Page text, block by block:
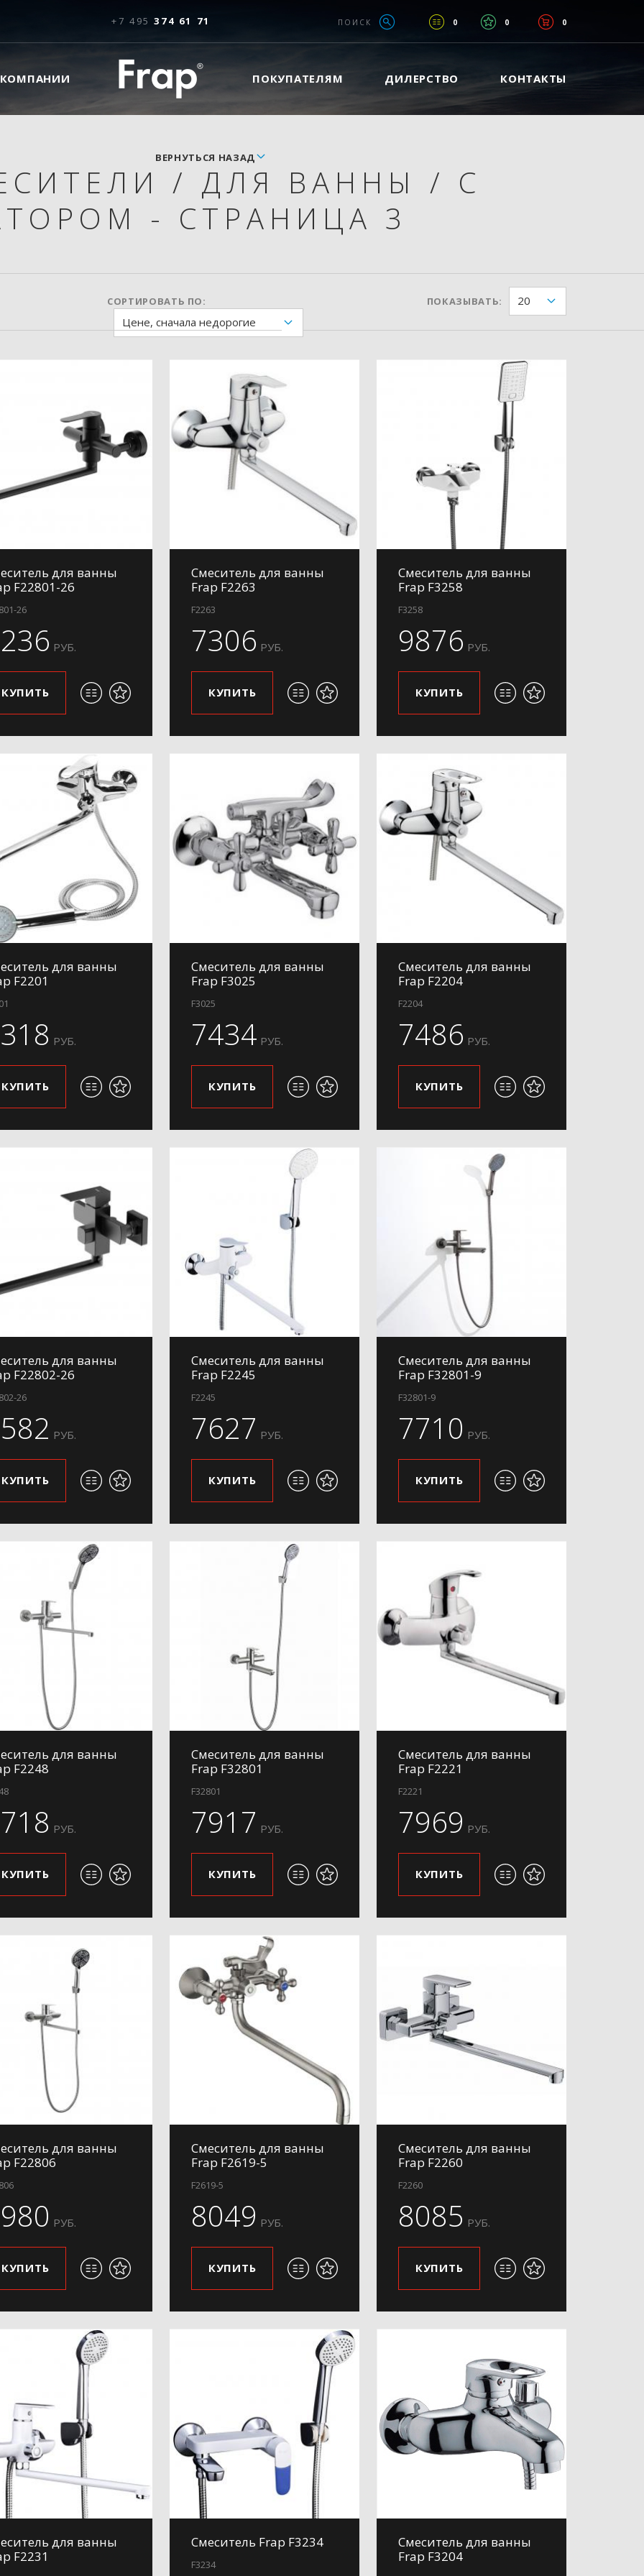
+7 495 374 61 71 0 0 0
ПОИСК
ПОКУПАТЕЛЯМ ДИЛЕРСТВО КОНТАКТЫ
ВЕРНУТЬСЯ НАЗАД
/ ДЛЯ ВАННЫ / С
- СТРАНИЦА 3
СОРТИРОВАТЬ ПО:
Цене, сначала недорогие
ПОКАЗЫВАТЬ: 20
для ванны
F22801-26
26
РУБ.
КУПИТЬ
Смеситель для ванны
Frap F2263
F2263
7306 РУБ.
КУПИТЬ
Смеситель для ванны
Frap F3258
F3258
9876 РУБ.
КУПИТЬ
для ванны
F2201
РУБ.
КУПИТЬ
Смеситель для ванны
Frap F3025
F3025
7434 РУБ.
КУПИТЬ
Смеситель для ванны
Frap F2204
F2204
7486 РУБ.
КУПИТЬ
для ванны
F22802-26
26
РУБ.
КУПИТЬ
Смеситель для ванны
Frap F2245
F2245
7627 РУБ.
КУПИТЬ
Смеситель для ванны
Frap F32801-9
F32801-9
7710 РУБ.
КУПИТЬ
для ванны
F2248
РУБ.
КУПИТЬ
Смеситель для ванны
Frap F32801
F32801
7917 РУБ.
КУПИТЬ
Смеситель для ванны
Frap F2221
F2221
7969 РУБ.
КУПИТЬ
для ванны
F22806
РУБ.
КУПИТЬ
Смеситель для ванны
Frap F2619-5
F2619-5
8049 РУБ.
КУПИТЬ
Смеситель для ванны
Frap F2260
F2260
8085 РУБ.
КУПИТЬ
для ванны
F2231
Смеситель Frap F3234
F3234
Смеситель для ванны
Frap F3204